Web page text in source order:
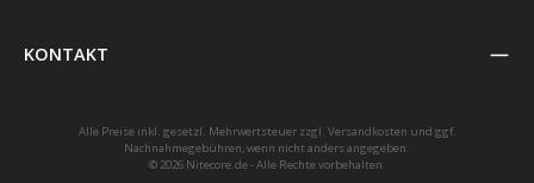
KONTAKT
Alle Preise inkl. gesetzl. Mehrwertsteuer zzgl. Versandkosten und ggf.
Nachnahmegebühren, wenn nicht anders angegeben.
© 2026 Nitecore.de - Alle Rechte vorbehalten.